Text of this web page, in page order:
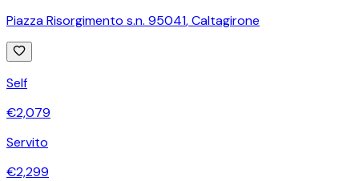
Piazza Risorgimento s.n. 95041,Caltagirone
Self
€2,079
Servito
€2,299